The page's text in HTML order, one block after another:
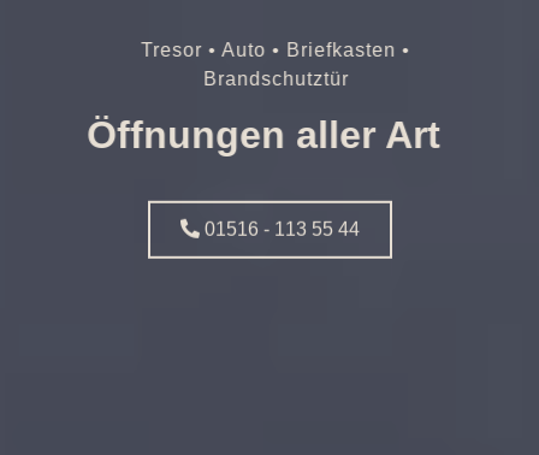
Tresor • Auto • Briefkasten •
Brandschutztür
Öffnungen aller Art
01516 - 113 55 44